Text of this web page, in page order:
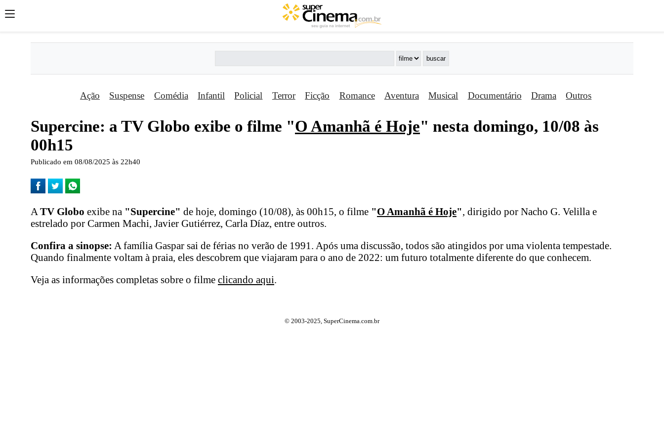
Ação Suspense Comédia Infantil Policial Terror Ficção Romance Aventura Musical Documentário Drama Outros
Supercine: a TV Globo exibe o filme "O Amanhã é Hoje" nesta domingo, 10/08 às
00h15
Publicado em 08/08/2025 às 22h40
A TV Globo exibe na "Supercine" de hoje, domingo (10/08), às 00h15, o filme "O Amanhã é Hoje", dirigido por Nacho G. Velilla e
estrelado por Carmen Machi, Javier Gutiérrez, Carla Díaz, entre outros.
Confira a sinopse: A família Gaspar sai de férias no verão de 1991. Após uma discussão, todos são atingidos por uma violenta tempestade.
Quando finalmente voltam à praia, eles descobrem que viajaram para o ano de 2022: um futuro totalmente diferente do que conhecem.
Veja as informações completas sobre o filme clicando aqui.
© 2003-2025, SuperCinema.com.br